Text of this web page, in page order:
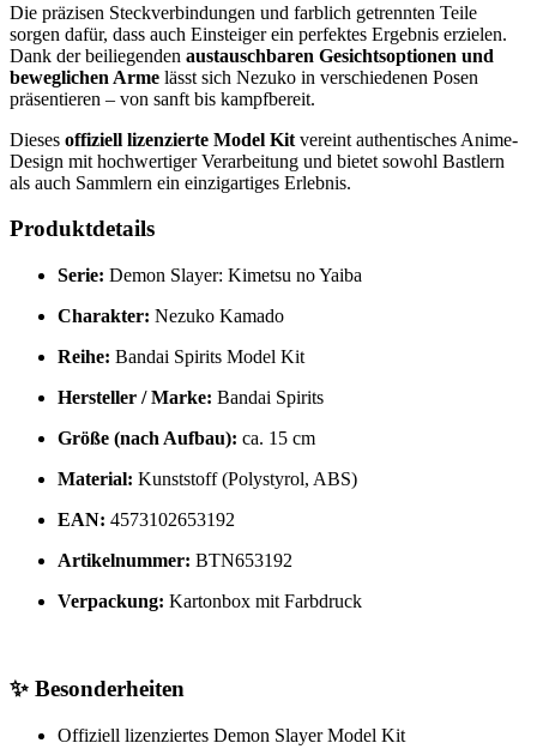
Die präzisen Steckverbindungen und farblich getrennten Teile
sorgen dafür, dass auch Einsteiger ein perfektes Ergebnis erzielen.
Dank der beiliegenden austauschbaren Gesichtsoptionen und
beweglichen Arme lässt sich Nezuko in verschiedenen Posen
präsentieren – von sanft bis kampfbereit.
Dieses offiziell lizenzierte Model Kit vereint authentisches Anime-
Design mit hochwertiger Verarbeitung und bietet sowohl Bastlern
als auch Sammlern ein einzigartiges Erlebnis.
Produktdetails
Serie: Demon Slayer: Kimetsu no Yaiba
Charakter: Nezuko Kamado
Reihe: Bandai Spirits Model Kit
Hersteller / Marke: Bandai Spirits
Größe (nach Aufbau): ca. 15 cm
Material: Kunststoff (Polystyrol, ABS)
EAN: 4573102653192
Artikelnummer: BTN653192
Verpackung: Kartonbox mit Farbdruck
✨ Besonderheiten
Offiziell lizenziertes Demon Slayer Model Kit